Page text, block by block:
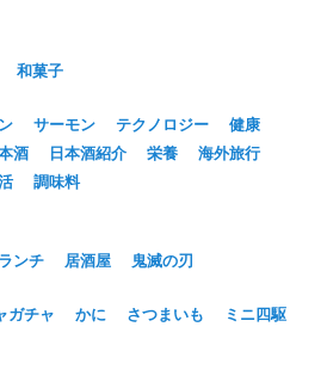
和菓子
サーモン テクノロジー
健康
酒 日本酒紹介 栄養
海外旅行
調味料
ランチ 居酒屋
鬼滅の刃
ガチャ かに さつまいも
ミニ四駆